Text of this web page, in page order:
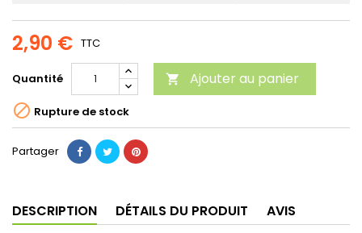
2,90 € TTC
Quantité  Ajouter au panier
 Rupture de stock
Partager
DESCRIPTION DÉTAILS DU PRODUIT AVIS